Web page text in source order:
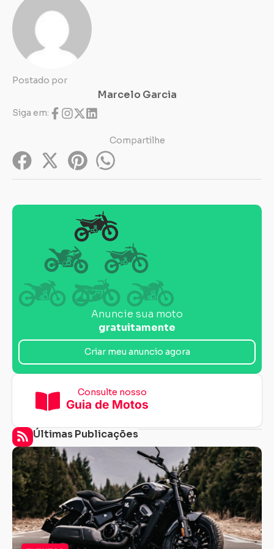
Postado por
Marcelo Garcia
Siga em:
Compartilhe
Anuncie sua moto
gratuitamente
Criar meu anuncio agora
Consulte nosso
Guia de Motos
Últimas Publicações